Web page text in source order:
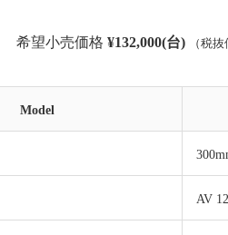
望小売価格 ¥132,000(台) （税
Model
AV